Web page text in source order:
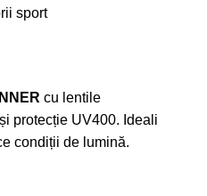
sport
cu lentile
protecție UV400. Ideali
condiții de lumină.